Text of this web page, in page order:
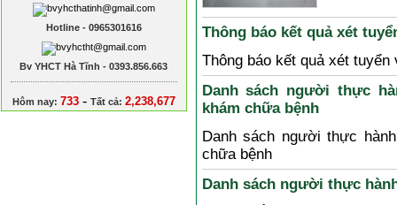
Hotline - 0965301616
Bv YHCT Hà Tĩnh - 0393.856.663
Hôm nay: 733- Tất cả: 2,238,677
Thông báo kết quả xét
Thông báo kết quả xét
Danh sách người thực
khám chữa bệnh
Danh sách người thực
chữa bệnh
Danh sách người thực